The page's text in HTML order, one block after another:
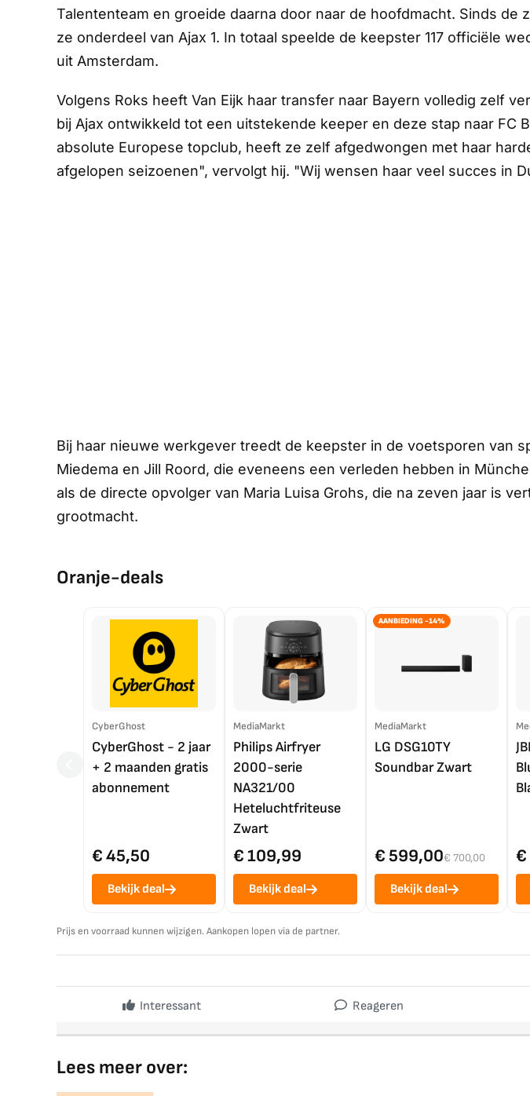
Talententeam en groeide daarna door naar de hoofdmacht. Sinds de
ze onderdeel van Ajax 1. In totaal speelde de keepster 117 officiële
uit Amsterdam.
Volgens Roks heeft Van Eijk haar transfer naar Bayern volledig zelf
bij Ajax ontwikkeld tot een uitstekende keeper en deze stap naar FC
absolute Europese topclub, heeft ze zelf afgedwongen met haar
afgelopen seizoenen", vervolgt hij. "Wij wensen haar veel succes in
Bij haar nieuwe werkgever treedt de keepster in de voetsporen van
Miedema en Jill Roord, die eveneens een verleden hebben in
als de directe opvolger van Maria Luisa Grohs, die na zeven jaar is
grootmacht.
Oranje-deals
CyberGhost
CyberGhost - 2 jaar
+ 2 maanden gratis
abonnement
€ 45,50
Bekijk deal
MediaMarkt
Philips Airfryer
2000-serie
NA321/00
Heteluchtfriteuse
Zwart
€ 109,99
Bekijk deal
AANBIEDING -14%
MediaMarkt
LG DSG10TY
Soundbar Zwart
€ 599,00€ 700,00
Bekijk deal
€
Prijs en voorraad kunnen wijzigen. Aankopen lopen via de partner.
Interessant Reageren
Lees meer over: